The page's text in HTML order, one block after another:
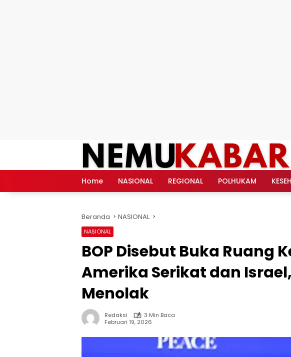
Home NASIONAL REGIONAL POLHUKAM
Beranda NASIONAL
NASIONAL
BOP Disebut Buka Ruang
Amerika Serikat dan
Menolak
Redaksi
3 Min Baca
Februari 19, 2026